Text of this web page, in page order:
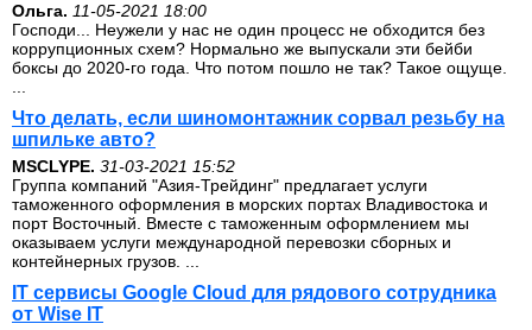
Ольга. 11-05-2021 18:00
Господи... Неужели у нас не один процесс не обходится без
коррупционных схем? Нормально же выпускали эти бейби
боксы до 2020-го года. Что потом пошло не так? Такое ощуще.
Что делать, если шиномонтажник сорвал резьбу на
шпильке авто?
MSCLYPE. 31-03-2021 15:52
Группа компаний "Азия-Трейдинг" предлагает услуги
таможенного оформления в морских портах Владивостока и
порт Восточный. Вместе с таможенным оформлением мы
оказываем услуги международной перевозки сборных и
контейнерных грузов. ...
IT сервисы Google Cloud для рядового сотрудника
от Wise IT